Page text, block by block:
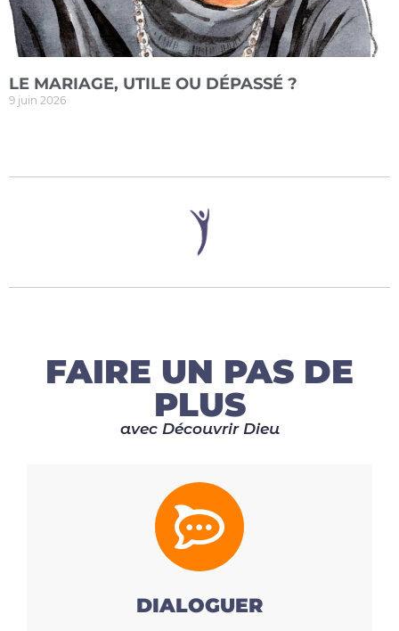
LE MARIAGE, UTILE OU DÉPASSÉ ?
9 juin 2026
FAIRE UN PAS DE
PLUS
avec Découvrir Dieu
DIALOGUER